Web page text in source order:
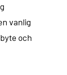
vanlig
och